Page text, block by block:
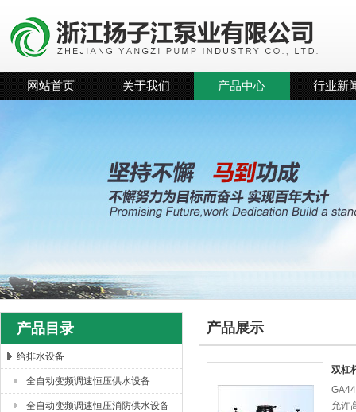
浙江扬子江泵业有限公司
网站首页 关于我们 产品中心 行业新
产品目录
给排水设备
全自动变频调速恒压供水设备
全自动变频调速恒压消防供水设备
产品展示
双杠
允许